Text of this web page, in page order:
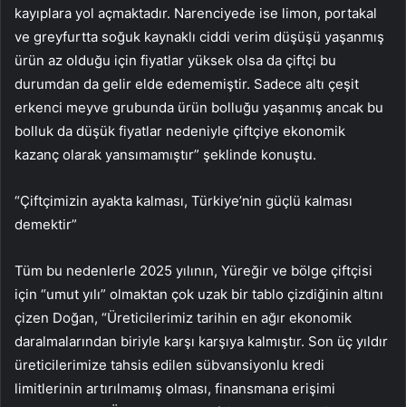
kayıplara yol açmaktadır. Narenciyede ise limon, portakal
ve greyfurtta soğuk kaynaklı ciddi verim düşüşü yaşanmış
ürün az olduğu için fiyatlar yüksek olsa da çiftçi bu
durumdan da gelir elde edememiştir. Sadece altı çeşit
erkenci meyve grubunda ürün bolluğu yaşanmış ancak bu
bolluk da düşük fiyatlar nedeniyle çiftçiye ekonomik
kazanç olarak yansımamıştır” şeklinde konuştu.
“Çiftçimizin ayakta kalması, Türkiye’nin güçlü kalması
demektir”
Tüm bu nedenlerle 2025 yılının, Yüreğir ve bölge çiftçisi
için “umut yılı” olmaktan çok uzak bir tablo çizdiğinin altını
çizen Doğan, “Üreticilerimiz tarihin en ağır ekonomik
daralmalarından biriyle karşı karşıya kalmıştır. Son üç yıldır
üreticilerimize tahsis edilen sübvansiyonlu kredi
limitlerinin artırılmamış olması, finansmana erişimi